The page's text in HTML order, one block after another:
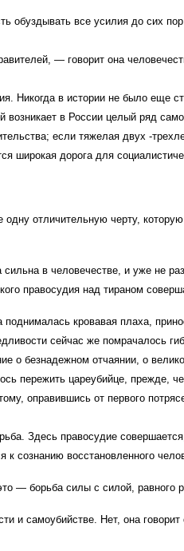
обуздывать все усилия до сих
— говорит она
Никогда в истории не было еще
возникает в России целый ряд
если тяжелая двух -
широкая дорога для
отличительную черту,
в человечестве, и уже не
правосудия над тираном
поднималась кровавая плаха,
сейчас же помрачалось
о безнадежном отчаянии, о
пережить цареубийце,
оправившись от первого
Здесь правосудие
сознанию восстановленного
— борьба силы с силой, равного
и самоубийстве. Нет, она